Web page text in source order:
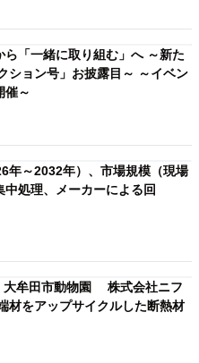
「一緒に取り組む」へ ～新た
ション号」お披露目～ ～イベン
催～
年～2032年）、市場規模（現場
処理、メーカーによる回
大牟田市動物園 株式会社ニフ
材をアップサイクルした断熱材